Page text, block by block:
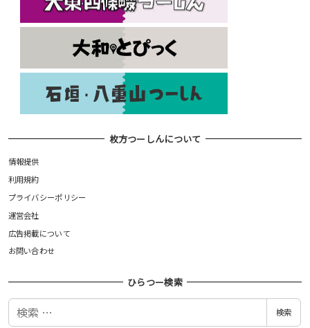
枚方つーしんについて
情報提供
利用規約
プライバシーポリシー
運営会社
広告掲載について
お問い合わせ
ひらつー検索
検
検索